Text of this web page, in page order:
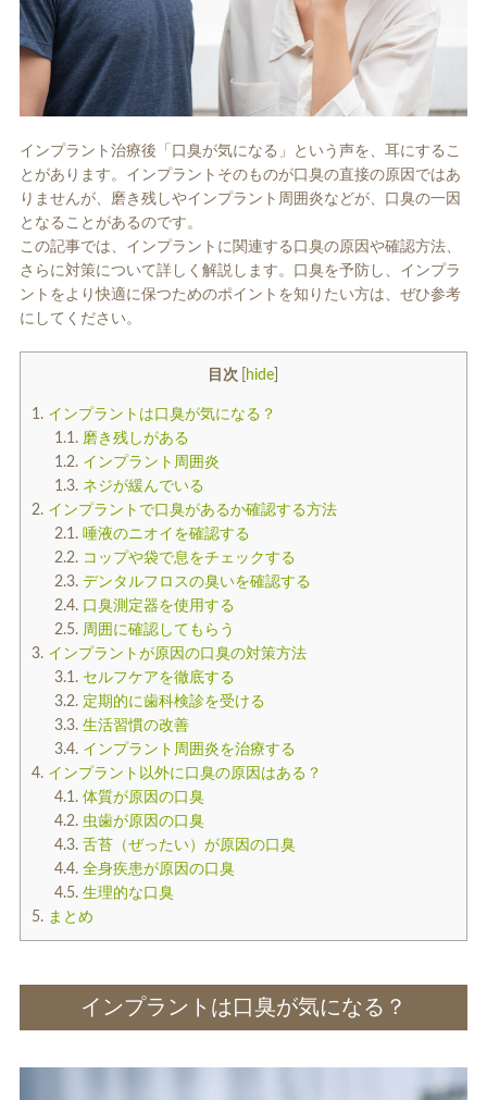
歯周病治療 インプラント
予防歯科 よくある質問
診療時間・アクセス
採用情報
医院からのお知らせ
歯科コラム
インプラント治療後「口臭が気になる」という声を、耳にするこ
とがあります。インプラントそのものが口臭の直接の原因ではあ
りませんが、磨き残しやインプラント周囲炎などが、口臭の一因
となることがあるのです。
この記事では、インプラントに関連する口臭の原因や確認方法、
さらに対策について詳しく解説します。口臭を予防し、インプラ
ントをより快適に保つためのポイントを知りたい方は、ぜひ参考
にしてください。
目次 hide
1.インプラントは口臭が気になる？
1.1.磨き残しがある
1.2.インプラント周囲炎
1.3.ネジが緩んでいる
2.インプラントで口臭があるか確認する方法
2.1.唾液のニオイを確認する
2.2.コップや袋で息をチェックする
2.3.デンタルフロスの臭いを確認する
2.4.口臭測定器を使用する
2.5.周囲に確認してもらう
3.インプラントが原因の口臭の対策方法
3.1.セルフケアを徹底する
3.2.定期的に歯科検診を受ける
3.3.生活習慣の改善
3.4.インプラント周囲炎を治療する
4.インプラント以外に口臭の原因はある？
4.1.体質が原因の口臭
4.2.虫歯が原因の口臭
4.3.舌苔（ぜったい）が原因の口臭
4.4.全身疾患が原因の口臭
4.5.生理的な口臭
5.まとめ
インプラントは口臭が気になる？